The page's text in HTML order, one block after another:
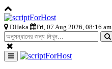
DHaka Fri, 07 Aug 2026, 08:16 am